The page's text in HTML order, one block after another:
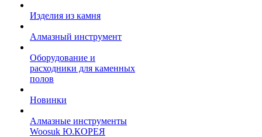
Изделия из камня
Алмазный инструмент
Оборудование и
расходники для каменных
полов
Новинки
Алмазные инструменты
Woosuk Ю.КОРЕЯ